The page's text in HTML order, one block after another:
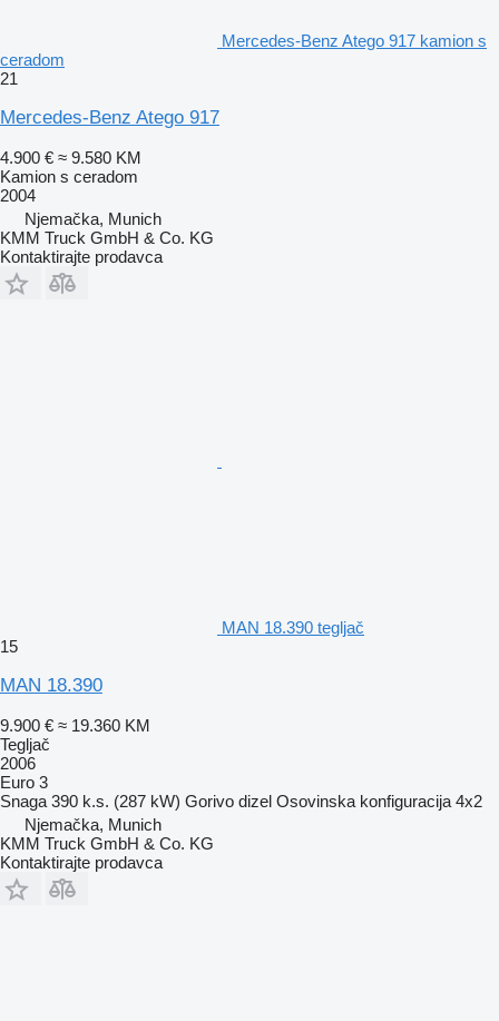
Mercedes-Benz Atego 917 kamion s
ceradom
21
Mercedes-Benz Atego 917
4.900 € ≈ 9.580 KM
Kamion s ceradom
2004
Njemačka, Munich
KMM Truck GmbH & Co. KG
Kontaktirajte prodavca
MAN 18.390 tegljač
15
MAN 18.390
9.900 € ≈ 19.360 KM
Tegljač
2006
Euro 3
Snaga 390 k.s. (287 kW) Gorivo dizel Osovinska konfiguracija 4x2
Njemačka, Munich
KMM Truck GmbH & Co. KG
Kontaktirajte prodavca